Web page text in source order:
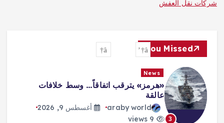
شركات نقل العفش
You Missed
3
News
«هرمز» يترقب اتفاقاً… وسط خلافات
عالقة
araby world
أغسطس 9, 2026